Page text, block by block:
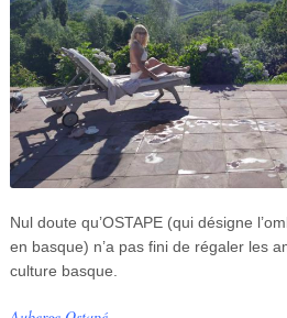
Nul doute qu’OSTAPE (qui désigne
en basque) n’a pas fini de régaler les
culture basque.